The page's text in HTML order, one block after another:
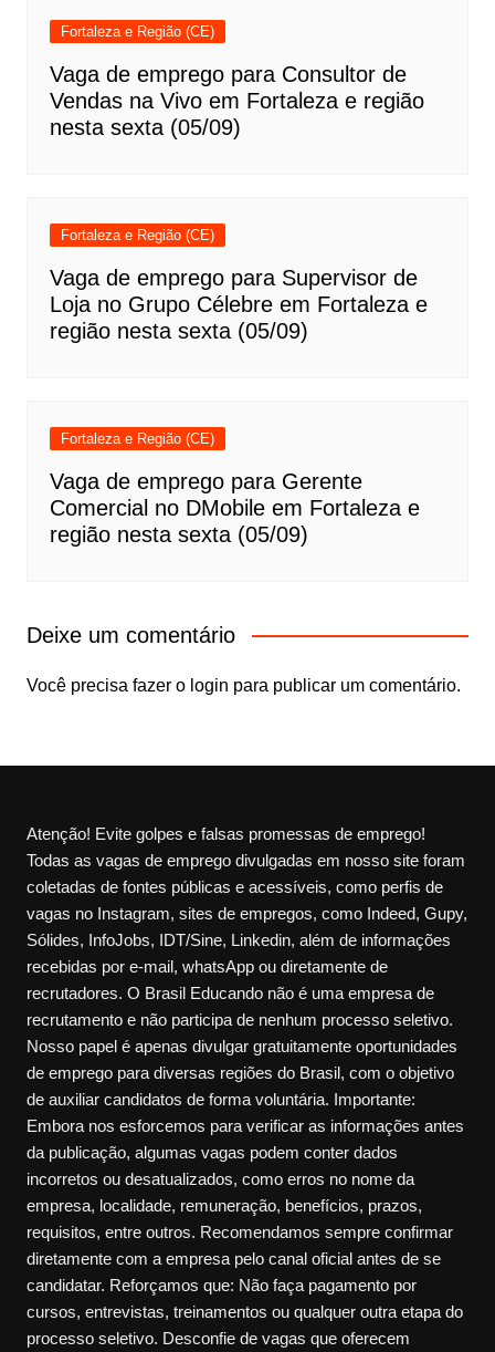
Fortaleza e Região (CE)
Vaga de emprego para Consultor de
Vendas na Vivo em Fortaleza e região
nesta sexta (05/09)
Fortaleza e Região (CE)
Vaga de emprego para Supervisor de
Loja no Grupo Célebre em Fortaleza e
região nesta sexta (05/09)
Fortaleza e Região (CE)
Vaga de emprego para Gerente
Comercial no DMobile em Fortaleza e
região nesta sexta (05/09)
Deixe um comentário
Você precisa fazer o login para publicar um comentário.
Atenção! Evite golpes e falsas promessas de emprego!
Todas as vagas de emprego divulgadas em nosso site foram
coletadas de fontes públicas e acessíveis, como perfis de
vagas no Instagram, sites de empregos, como Indeed, Gupy,
Sólides, InfoJobs, IDT/Sine, Linkedin, além de informações
recebidas por e-mail, whatsApp ou diretamente de
recrutadores. O Brasil Educando não é uma empresa de
recrutamento e não participa de nenhum processo seletivo.
Nosso papel é apenas divulgar gratuitamente oportunidades
de emprego para diversas regiões do Brasil, com o objetivo
de auxiliar candidatos de forma voluntária. Importante:
Embora nos esforcemos para verificar as informações antes
da publicação, algumas vagas podem conter dados
incorretos ou desatualizados, como erros no nome da
empresa, localidade, remuneração, benefícios, prazos,
requisitos, entre outros. Recomendamos sempre confirmar
diretamente com a empresa pelo canal oficial antes de se
candidatar. Reforçamos que: Não faça pagamento por
cursos, entrevistas, treinamentos ou qualquer outra etapa do
processo seletivo. Desconfie de vagas que oferecem